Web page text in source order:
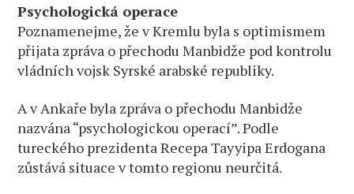
Psychologická operace
Poznamenejme, že v Kremlu byla s optimismem
přijata zpráva o přechodu Manbidže pod kontrolu
vládních vojsk Syrské arabské republiky.
A v Ankaře byla zpráva o přechodu Manbidže
nazvána “psychologickou operací”. Podle
tureckého prezidenta Recepa Tayyipa Erdogana
zůstává situace v tomto regionu neurčitá.